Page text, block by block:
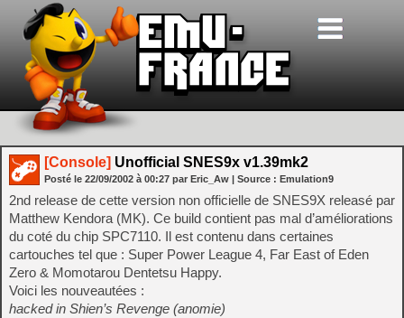
[Console] Unofficial SNES9x v1.39mk2
Posté le 22/09/2002 à 00:27 par Eric_Aw | Source : Emulation9
2nd release de cette version non officielle de SNES9X releasé par
Matthew Kendora (MK). Ce build contient pas mal d’améliorations
du coté du chip SPC7110. Il est contenu dans certaines
cartouches tel que : Super Power League 4, Far East of Eden
Zero & Momotarou Dentetsu Happy.
Voici les nouveautées :
hacked in Shien’s Revenge (anomie)